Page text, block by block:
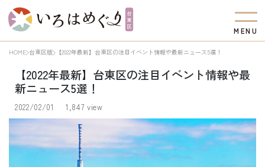
M EN U
HOME 台東区版 【2022年最新】台東区の注目イベント情報や最新ニュース5選！
【2022年最新】台東区の注目イベント情報や最
新ニュース5選！
2022/02/01 1,847 view